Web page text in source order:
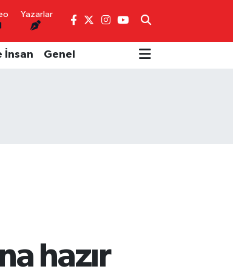
Yazarlar
İnsan Genel
hazır